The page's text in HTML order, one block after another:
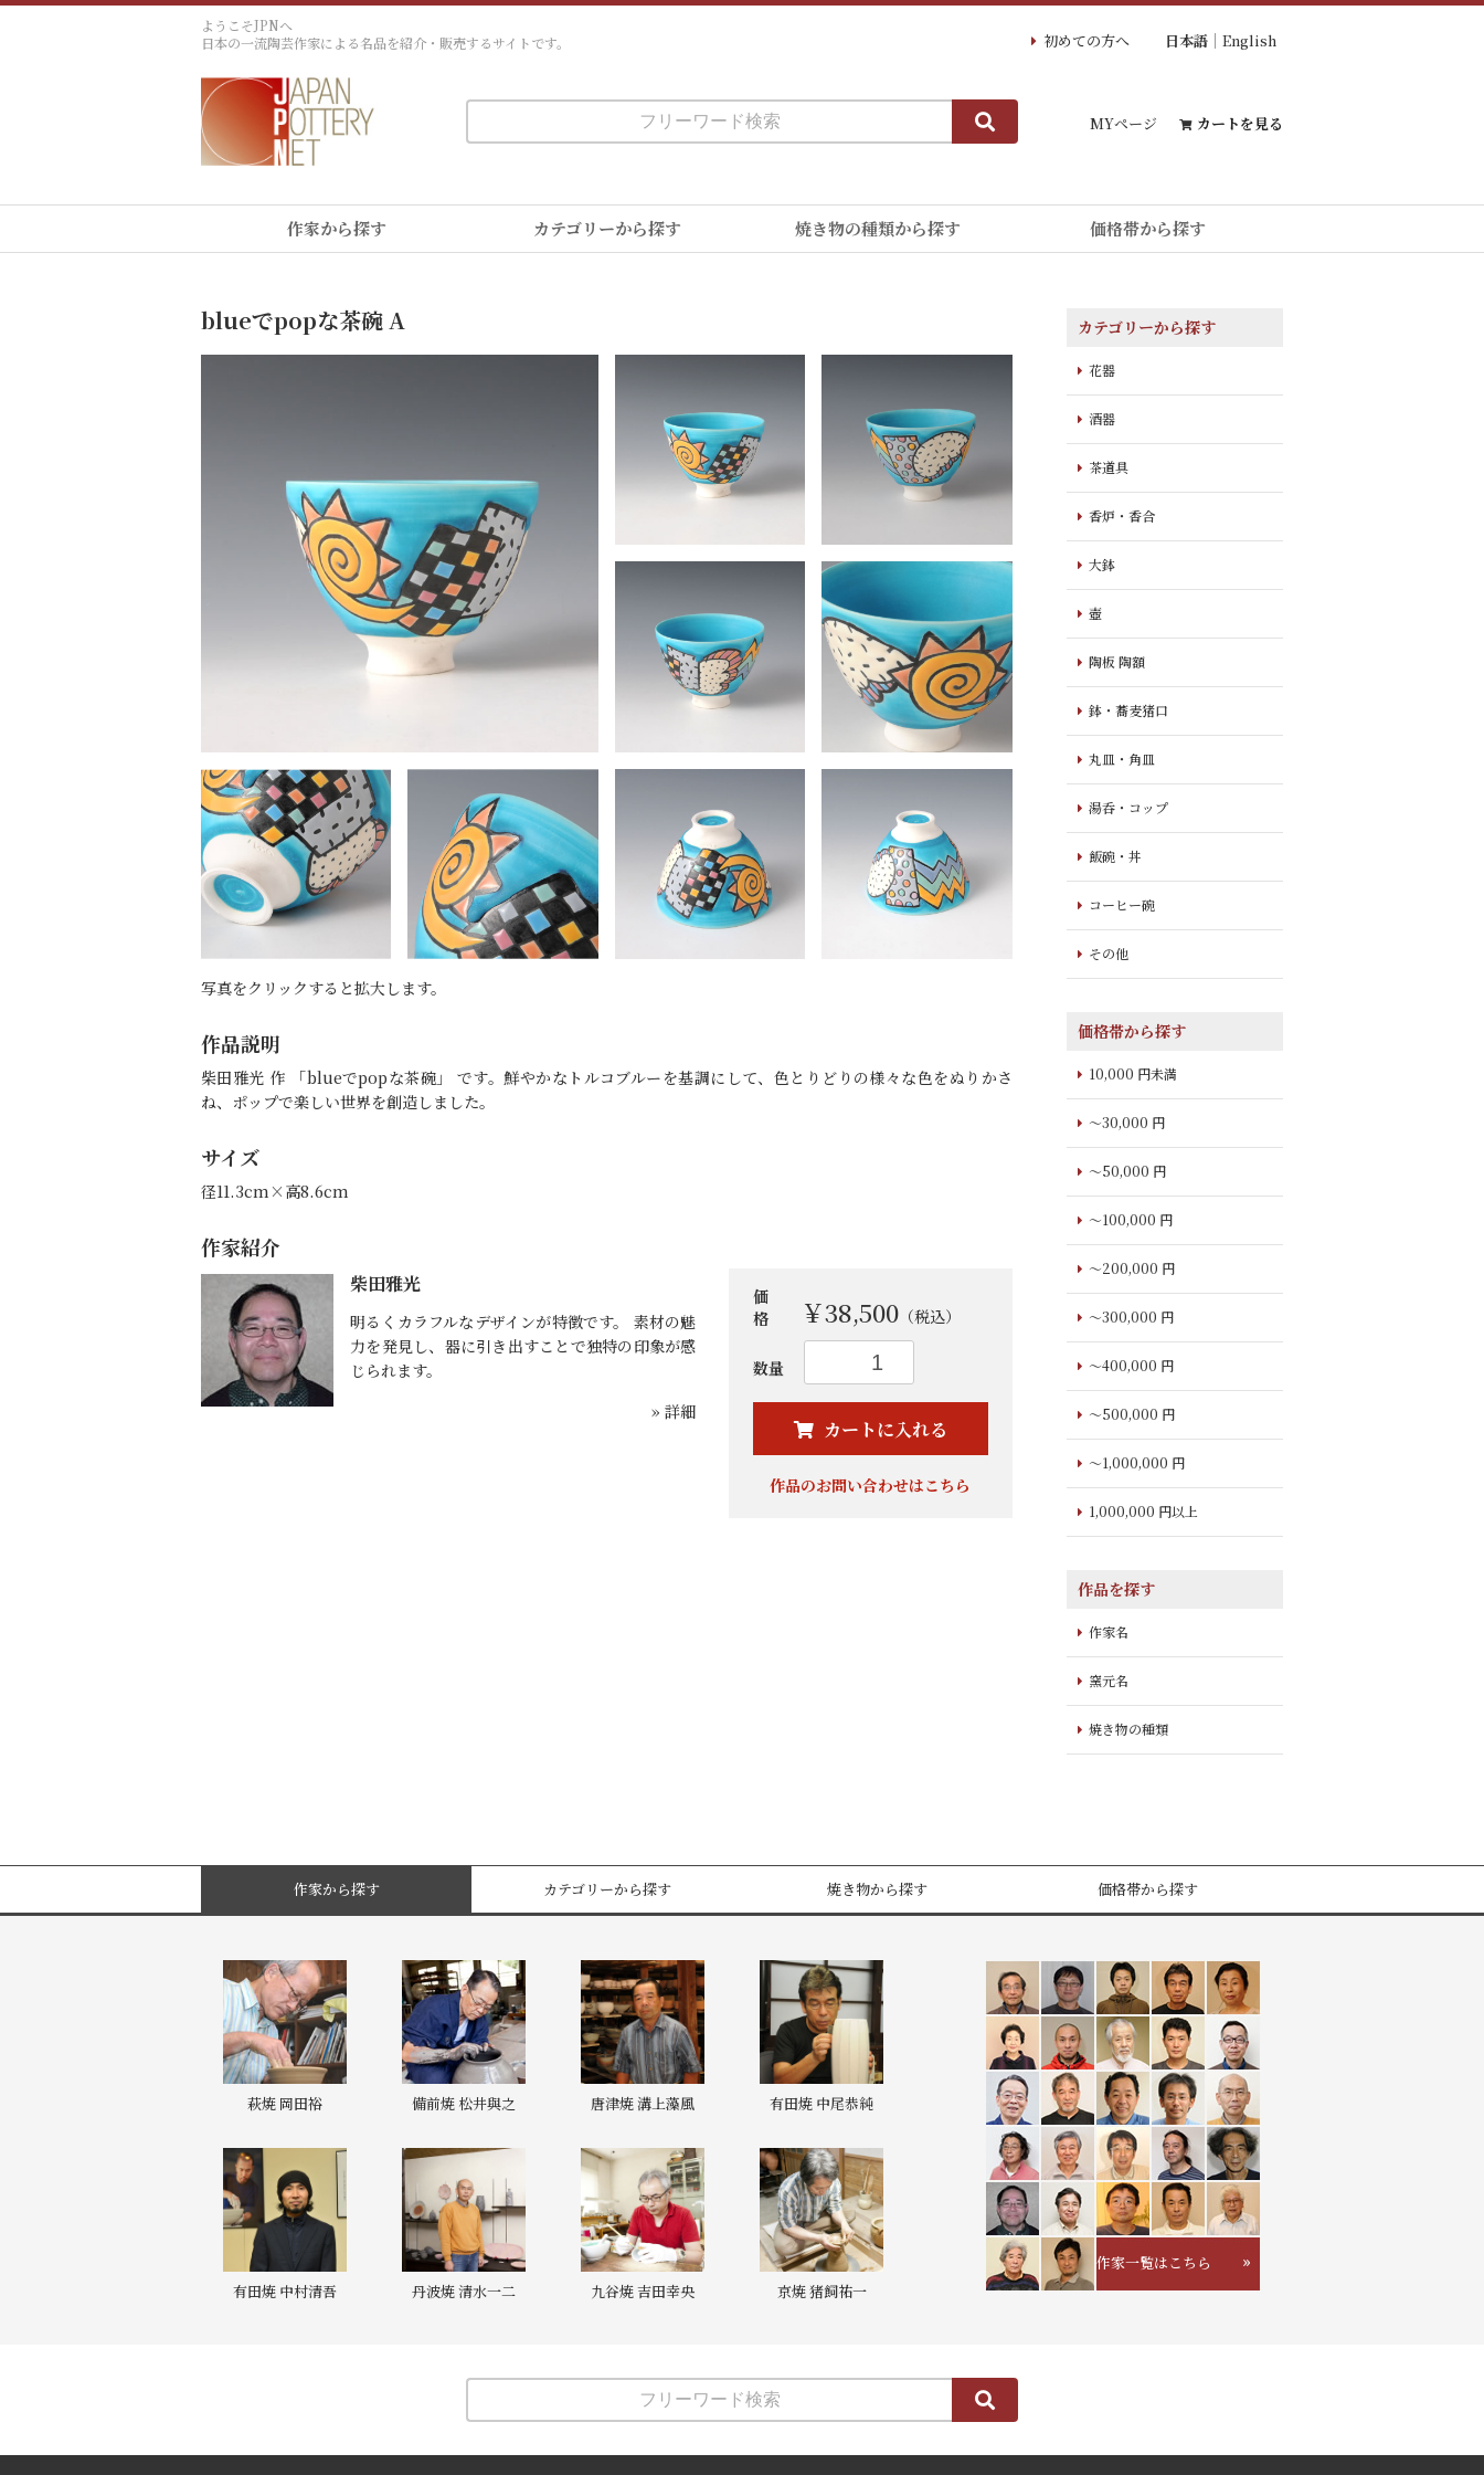
ようこそJPNへ
日本の一流陶芸作家による名品を紹介・販売するサイトです。
初めての方へ 日本語 English
MYページ カートを見る
作家から探す カテゴリーから探す 焼き物の種類から探す 価格帯から探す
blueでpopな茶碗 A
写真をクリックすると拡大します。
作品説明
柴田雅光 作 「blueでpopな茶碗」 です。鮮やかなトルコブルーを基調にして、色とりどりの様々な色をぬりかさ
ね、ポップで楽しい世界を創造しました。
サイズ
径11.3cm×高8.6cm
作家紹介
柴田雅光
明るくカラフルなデザインが特徴です。 素材の魅
力を発見し、器に引き出すことで独特の印象が感
じられます。
» 詳細
価
格
￥38,500（税込）
数量
カートに入れる
カートへ進む
作品のお問い合わせはこちら
カテゴリーから探す
花器
酒器
茶道具
香炉・香合
大鉢
壺
陶板 陶額
鉢・蕎麦猪口
丸皿・角皿
湯呑・コップ
飯碗・丼
コーヒー碗
その他
価格帯から探す
10,000 円未満
～30,000 円
～50,000 円
～100,000 円
～200,000 円
～300,000 円
～400,000 円
～500,000 円
～1,000,000 円
1,000,000 円以上
作品を探す
作家名
窯元名
焼き物の種類
作家から探す カテゴリーから探す 焼き物から探す 価格帯から探す
萩焼 岡田裕 備前焼 松井與之 唐津焼 溝上藻風 有田焼 中尾恭純
有田焼 中村清吾 丹波焼 清水一二 九谷焼 吉田幸央 京焼 猪飼祐一
作家一覧はこちら